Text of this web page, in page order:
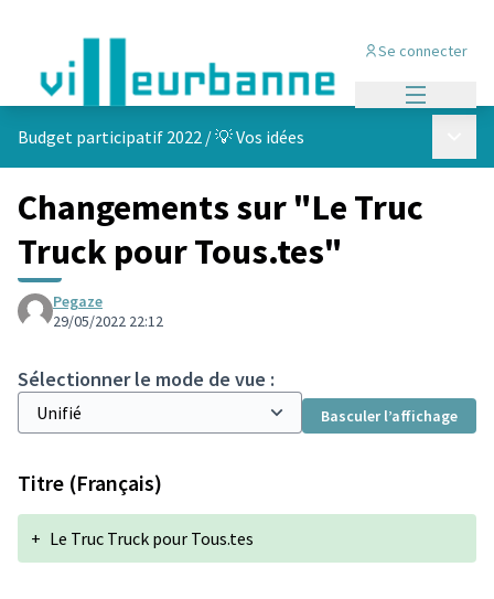
Se connecter
Budget participatif 2022 /💡 Vos idées
Changements sur "Le Truc
Truck pour Tous.tes"
Pegaze
29/05/2022 22:12
Sélectionner le mode de vue :
Basculer l’affichage
Titre (Français)
+ Le Truc Truck pour Tous.tes